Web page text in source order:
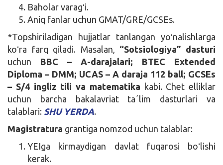
Baholar varagʻi.
Aniq fanlar uchun GMAT/GRE/GCSEs.
*Topshiriladigan hujjatlar tanlangan yoʻnalishlarga
koʻra farq qiladi. Masalan, “Sotsiologiya” dasturi
uchun BBC – A-darajalari; BTEC Extended
Diploma – DMM; UCAS – A daraja 112 ball; GCSEs
– S/4 ingliz tili va matematika kabi. Chet elliklar
uchun barcha bakalavriat taʼlim dasturlari va
talablari: SHU YERDA.
Magistratura grantiga nomzod uchun talablar:
YEIga kirmaydigan davlat fuqarosi boʻlishi
kerak.